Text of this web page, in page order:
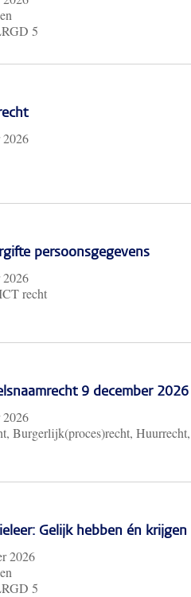
5
2026
persoonsgegevens
2026
recht
9 december 2026
2026
Burgerlijk(proces)recht,
Gelijk hebben én krijgen
2026
5